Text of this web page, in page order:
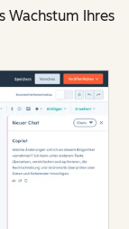
Wachstum Ihres